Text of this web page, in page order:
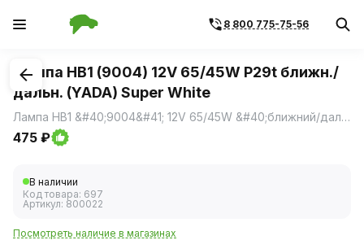
8 800 775-75-56
1/1
Лампа HB1 (9004) 12V 65/45W P29t ближн./
дальн. (YADA) Super White
Лампа HB1 &#40;9004&#41; 12V 65/45W &#40;ближний/дальний&#41; &#40;YADA&#41; super white
475 ₽
В наличии
Код товара: 697
Артикул: 800022
Посмотреть наличие в магазинах